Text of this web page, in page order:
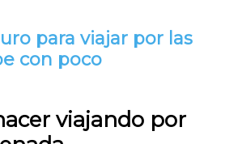
para viajar por las
con poco
viajando por